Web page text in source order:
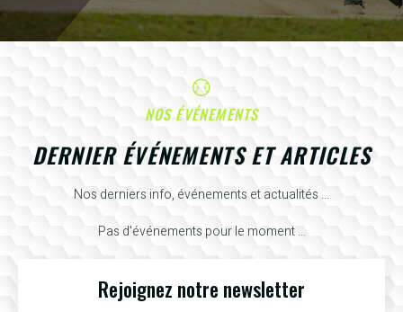
NOS ÉVÉNEMENTS
DERNIER ÉVÉNEMENTS ET ARTICLES
Nos derniers info, événements et actualités ...
Pas d'événements pour le moment ...
Rejoignez notre newsletter